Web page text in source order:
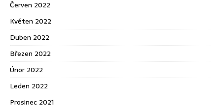
Červen 2022
Květen 2022
Duben 2022
Březen 2022
Únor 2022
Leden 2022
Prosinec 2021